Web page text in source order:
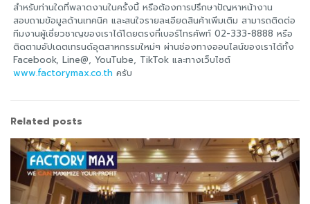
สำหรับท่านใดที่พลาดงานในครั้งนี้ หรือต้องการปรึกษาปัญหาหน้างาน
สอบถามข้อมูลด้านเทคนิค และสนใจรายละเอียดสินค้าเพิ่มเติม สามารถติดต่อ
ทีมงานผู้เชี่ยวชาญของเราได้โดยตรงที่เบอร์โทรศัพท์ 02-333-8888 หรือ
ติดตามอัปเดตเทรนด์อุตสาหกรรมใหม่ๆ ผ่านช่องทางออนไลน์ของเราได้ทั้ง
Facebook, Line@, YouTube, TikTok และทางเว็บไซต์
www.factorymax.co.th ครับ
Related posts